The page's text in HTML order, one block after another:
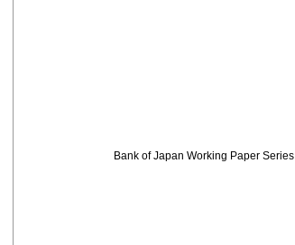
Bank of Japan Working Paper Series